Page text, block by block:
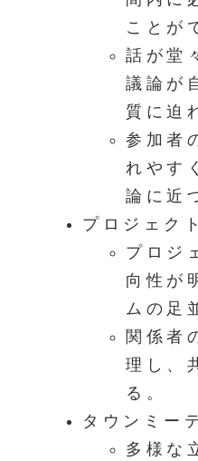
ことが
話が堂
議論が
質に迫
参加者
れやす
論に近
プロジェクト
プロジ
向性が
ムの足
関係者
理し、
る。
タウンミー
多様な